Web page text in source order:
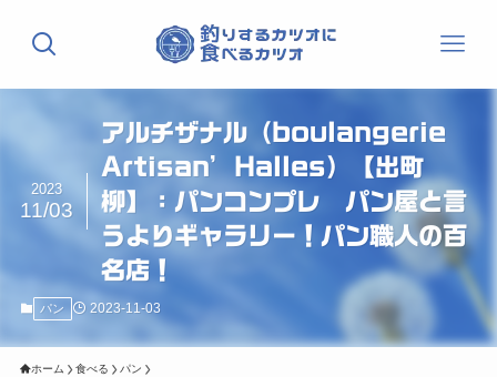
アルチザナル（boulangerie
Artisan’Halles）【出町
柳】：パンコンプレ パン屋と言
うよりギャラリー！パン職人の百
名店！
2023
11/03
パン 2023-11-03
ホーム 食べる パン